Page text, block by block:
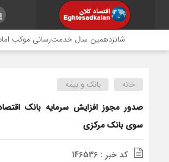
شانزدهمین سال خدمت‌رسانی موکب امام
خانه بانک و بیمه
صدور مجوز افزایش سرمایه بانک
سوی بانک مرکزی
کد خبر : 146536